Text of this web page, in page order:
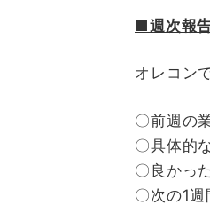
■週次報
オレコン
〇前週の
〇具体的
〇良かっ
〇次の1